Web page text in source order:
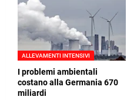
ALLEVAMENTI INTENSIVI
I problemi ambientali
costano alla Germania 670
miliardi